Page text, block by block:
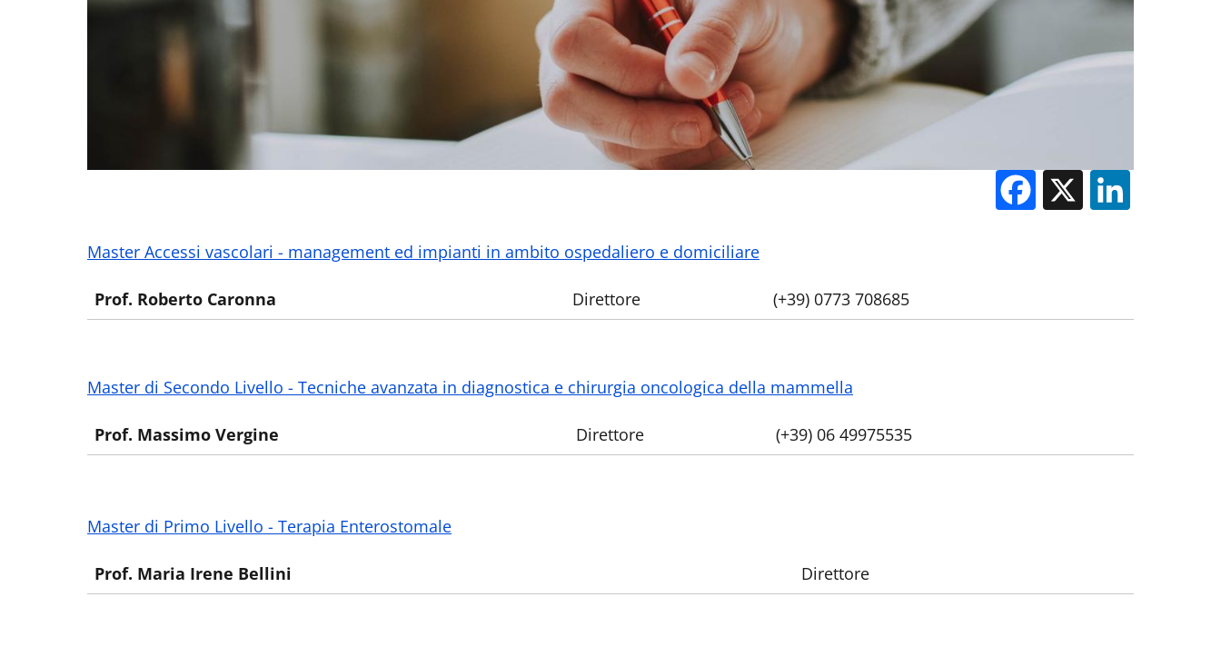
Facebook
X
Master Accessi vascolari - management ed impianti in ambito ospedaliero e domiciliare
Prof. Roberto Caronna Direttore (+39) 0773 708685
Master di Secondo Livello - Tecniche avanzata in diagnostica e chirurgia oncologica della mammella
Prof. Massimo Vergine Direttore (+39) 06 49975535
Master di Primo Livello - Terapia Enterostomale
Prof. Maria Irene Bellini Direttore